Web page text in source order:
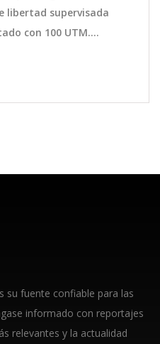
libertad supervisada
con 100 UTM.
durante la
su fuente confiable para las
informado con reportajes
relevantes y la actualidad